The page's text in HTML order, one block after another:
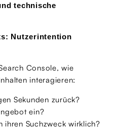
technische
Nutzerintention
Console, wie
interagieren:
Sekunden zurück?
ein?
ihren Suchzweck wirklich?